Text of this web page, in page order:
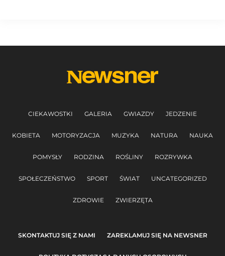
CIEKAWOSTKI GALERIA GWIAZDY JEDZENIE
KOBIETA MOTORYZACJA MUZYKA NATURA NAUKA
POMYSŁY RODZINA ROŚLINY ROZRYWKA
SPOŁECZEŃSTWO SPORT ŚWIAT UNCATEGORIZED
ZDROWIE ZWIERZĘTA
SKONTAKTUJ SIĘ Z NAMI ZAREKLAMUJ SIĘ NA NEWSNER